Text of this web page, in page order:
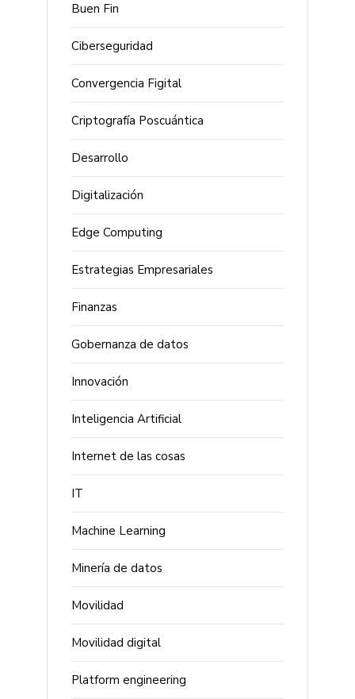
Buen Fin
Ciberseguridad
Convergencia Figital
Criptografía Poscuántica
Desarrollo
Digitalización
Edge Computing
Estrategias Empresariales
Finanzas
Gobernanza de datos
Innovación
Inteligencia Artificial
Internet de las cosas
IT
Machine Learning
Minería de datos
Movilidad
Movilidad digital
Platform engineering